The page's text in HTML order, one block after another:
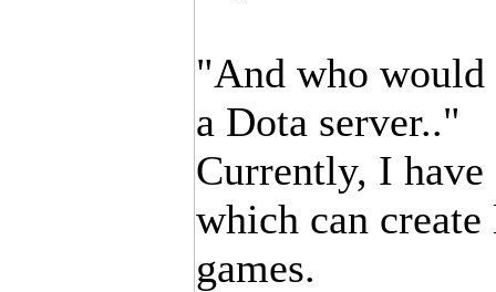
"And who would
a Dota server.."
Currently, I have
which can
games.